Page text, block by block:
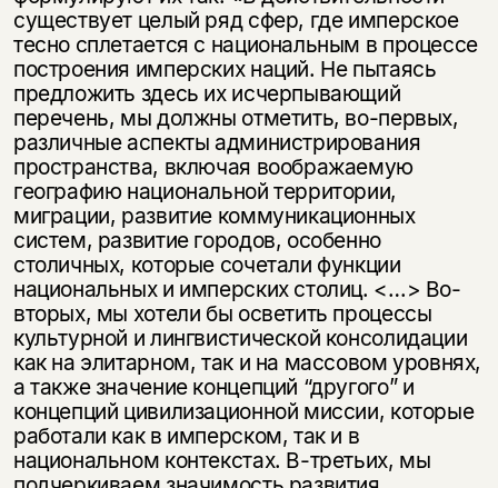
существует целый ряд сфер, где имперское
тесно сплетается с национальным в процессе
построения имперских наций. Не пытаясь
предложить здесь их исчерпывающий
перечень, мы должны отметить, во-первых,
различные аспекты администрирования
пространства, включая воображаемую
географию национальной территории,
миграции, развитие коммуникационных
систем, развитие городов, особенно
столичных, которые сочетали функции
национальных и имперских столиц. <…> Во-
вторых, мы хотели бы осветить процессы
культурной и лингвистической консолидации
как на элитарном, так и на массовом уровнях,
а также значение концепций “другого” и
концепций цивилизационной миссии, которые
работали как в имперском, так и в
национальном контекстах. В-третьих, мы